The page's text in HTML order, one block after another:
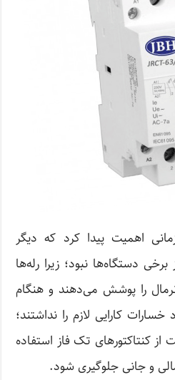
اهمیت پیدا کرد که دیگر
دستگاه‌ها نبود؛ زیرا رله‌ها
را پوشش می‌دهند و هنگام
کارایی لازم را نداشتند؛
کنتاکتور‌های تک فاز استفاده
و جانی جلوگیری شود.